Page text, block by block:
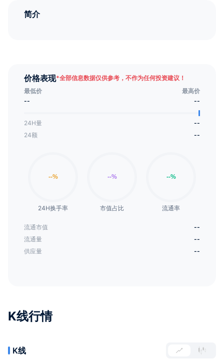
简介
价格表现*全部信息数据仅供参考，不作为任何投资建议！
最低价
最高价
--
--
24H量
--
24额
--
24H换手率 市值占比 流通率
流通市值
--
流通量
--
供应量
--
K线行情
K线